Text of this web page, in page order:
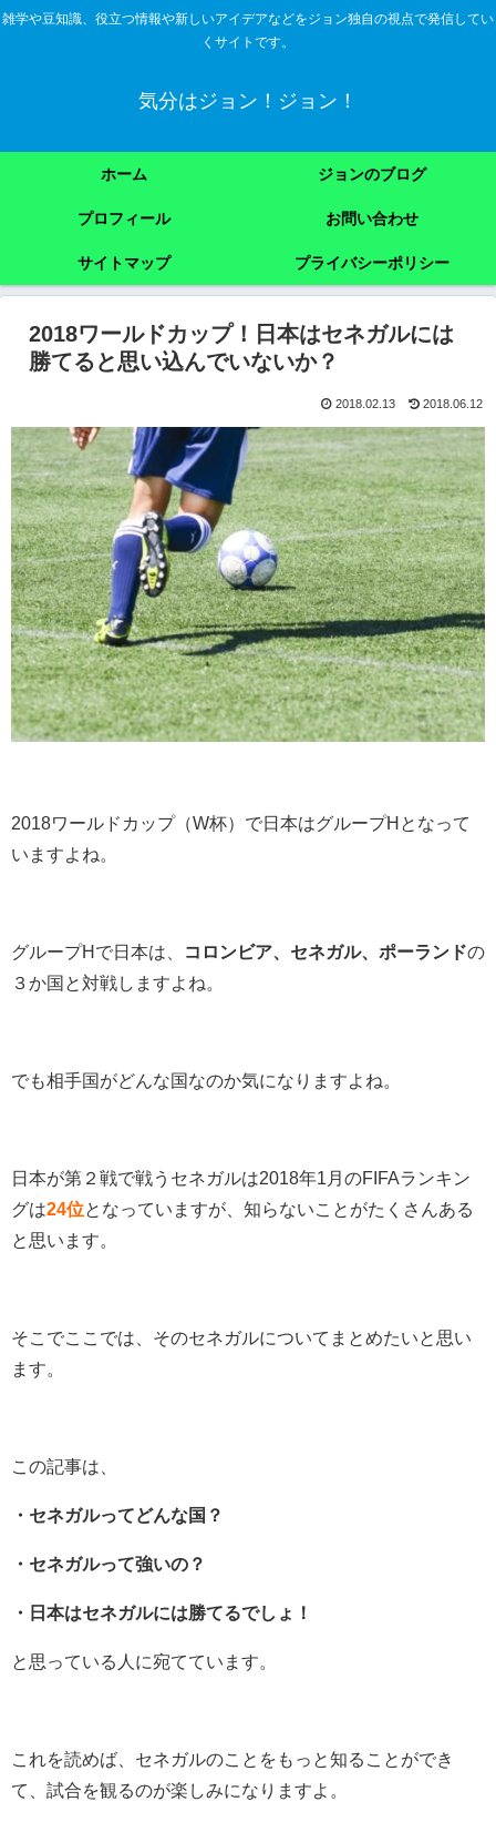
雑学や豆知識、役立つ情報や新しいアイデアなどをジョン独自の視点で発信してい
くサイトです。
気分はジョン！ジョン！
ホーム ジョンのブログ
プロフィール お問い合わせ
サイトマップ プライバシーポリシー
2018ワールドカップ！日本はセネガルには
勝てると思い込んでいないか？
2018.02.13 2018.06.12
2018ワールドカップ（W杯）で日本はグループHとなって
いますよね。
グループHで日本は、 コロンビア、セネガル、ポーランドの
３か国と対戦しますよね。
でも相手国がどんな国なのか気になりますよね。
日本が第２戦で戦うセネガルは2018年1月のFIFAランキン
グは24位となっていますが、知らないことがたくさんある
と思います。
そこでここでは、そのセネガルについてまとめたいと思い
ます。
この記事は、
・セネガルってどんな国？
・セネガルって強いの？
・日本はセネガルには勝てるでしょ！
と思っている人に宛てています。
これを読めば、セネガルのことをもっと知ることができ
て、試合を観るのが楽しみになりますよ。